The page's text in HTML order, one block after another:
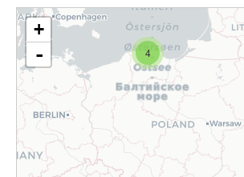
4
+
-